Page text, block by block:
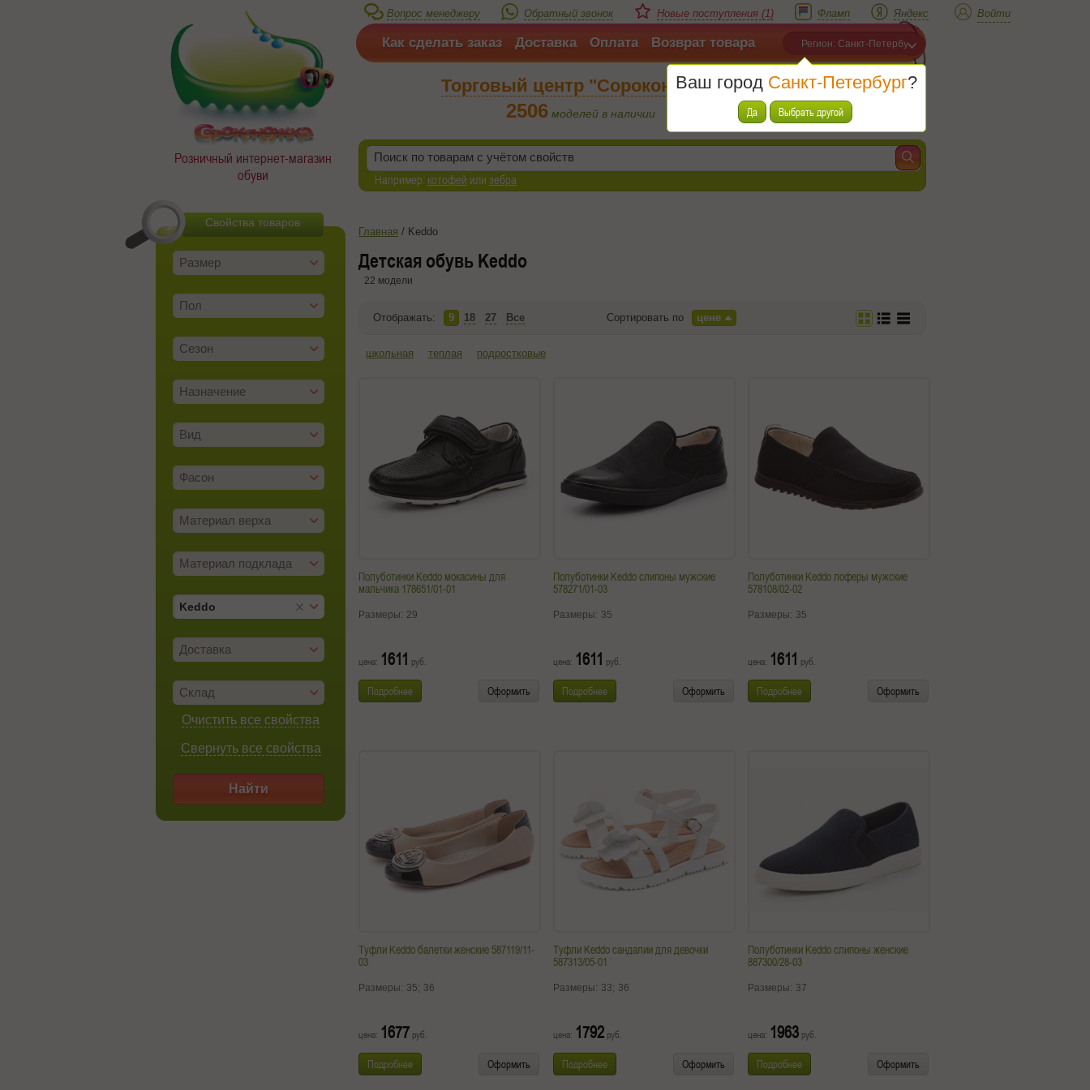
Розничный интернет-магазин
обуви
Например:котофей илизебра
Вопрос менеджеру Обратный звонок Новые поступления (1) Фламп Яндекс Войти
Как сделать заказ Доставка Оплата Возврат товара Регион: Санкт-Петербург
Ваш город Санкт-Петербург?
Да Выбрать другой
Корзина
Товаров (
Торговый центр "Сороконожка"
2506 моделей в наличии
Размер
Пол
Сезон
Назначение
Вид
Фасон
Материал верха
Материал подклада
Keddo
Доставка
Склад
Очистить все свойства
Свернуть все свойства
Найти
Свойства товаров
Главная / Keddo
Детская обувь Keddo
22 модели
Отображать: 9 18 27 Все Сортировать по цене
школьная теплая подростковые
Полуботинки Keddo мокасины для
мальчика 178651/01-01
Размеры: 29
цена: 1611 руб.
Подробнее Оформить
Полуботинки Keddo слипоны мужские
578271/01-03
Размеры: 35
цена: 1611 руб.
Подробнее Оформить
Полуботинки Keddo лоферы мужские
578108/02-02
Размеры: 35
цена: 1611 руб.
Подробнее Оформить
Туфли Keddo балетки женские 587119/11-
03
Размеры: 35; 36
цена: 1677 руб.
Подробнее Оформить
Туфли Keddo сандалии для девочки
587313/05-01
Размеры: 33; 36
цена: 1792 руб.
Подробнее Оформить
Полуботинки Keddo слипоны женские
887300/28-03
Размеры: 37
цена: 1963 руб.
Подробнее Оформить